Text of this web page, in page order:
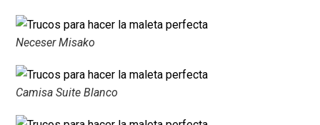
Neceser Misako
Camisa Suite Blanco